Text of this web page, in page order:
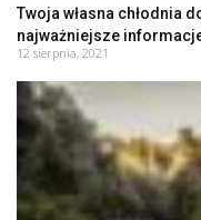
Twoja własna chłodnia
najważniejsze
12 sierpnia, 2021